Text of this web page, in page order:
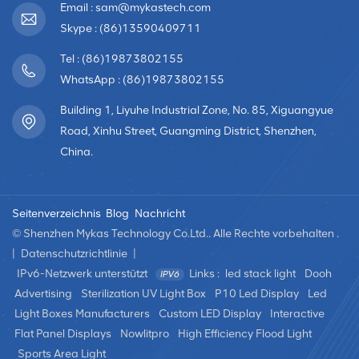
Hintergrund eines Bankettsaals wünschen, messen Sie
den Abstand zwischen der Installationsposition und dem
eine Vollfarbe auszuwählen Elektronische LED-
AnzeigeBerücksichtigen Sie verschiedene Faktoren wie
Anforderungen an die Inhaltswiedergabe, den
Betrachtungsabstand und das Budget. Im
Zusammenhang mit Vollfarbige LED-Anzeigen:• Der
Pixelabstand und bezieht sich auf den Abstand zwischen
zwei benachbarten Pixeln. Ein kleinerer Pixelabstand (z. B.
P4 beträgt 4 mm, P10 beträgt 10 mm) weist auf eine
höhere Auflösung und Klarheit hin; Daher sind kleinere
Stellplätze mit einem höheren Preis
verbunden.Pixeldichte: Unterschiedliche Pixelabstände
führen zu unterschiedlichen Pixeldichten pro
Quadratmeter. Beispielsweise bietet P3 111.111 Pixel
pro Quadratmeter, P4 62.500, P5 40.000, P6 27.777,
Email : sam@mykastech.com
Skype : (86)13590409711
Tel : (86)19873802155
WhatsApp : (86)19873802155
Building 1, Liyuhe Industrial Zone, No. 85, Xiguangyue
Road, Xinhu Street, Guangming District, Shenzhen,
China.
Seitenverzeichnis Blog Nachricht
© Shenzhen Mykas Technology Co.Ltd.. Alle Rechte vorbehalten .
Datenschutzrichtlinie
IPv6-Netzwerk unterstützt
Links : led stack light
Dooh
Advertising
Sterilization UV Light Box P10 Led Display
Led
Light Boxes Manufacturers
Custom LED Display
Interactive
Flat Panel Displays
Nowlitpro
High Efficiency Flood Light
Sports Area Light